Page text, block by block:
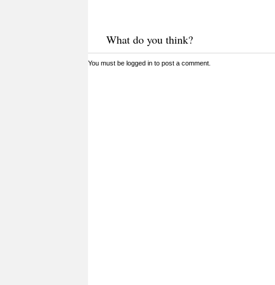
What do you think?
You must be logged into post a comment.